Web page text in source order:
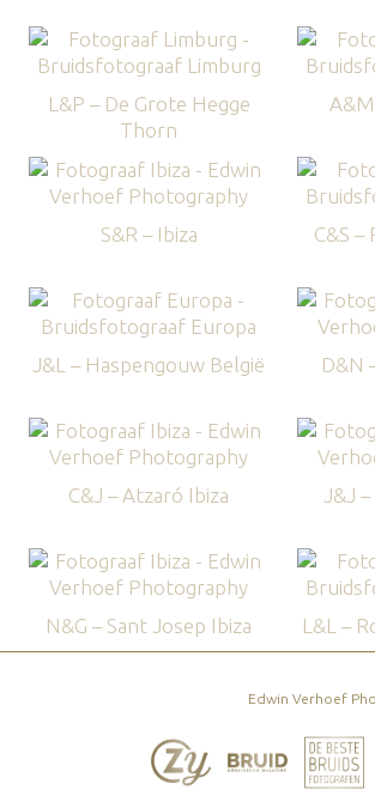
L&P – De Grote Hegge
Thorn
S&R – Ibiza C&S
J&L – Haspengouw België D&N
C&J – Atzaró Ibiza J&J
N&G – Sant Josep Ibiza L&L –
Edwin Verhoef